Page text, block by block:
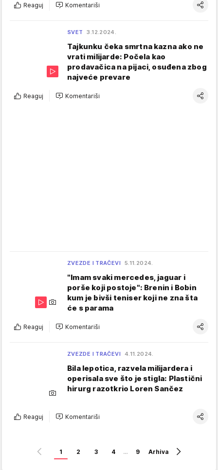
Reaguj Komentariši
SVET 3.12.2024.
Tajkunku čeka smrtna kazna ako ne
vrati milijarde: Počela kao
prodavačica na pijaci, osuđena zbog
najveće prevare
Reaguj Komentariši
ZVEZDE I TRAČEVI 5.11.2024.
"Imam svaki mercedes, jaguar i
porše koji postoje": Brenin i Bobin
kum je bivši teniser koji ne zna šta
će s parama
Reaguj Komentariši
ZVEZDE I TRAČEVI 4.11.2024.
Bila lepotica, razvela milijardera i
operisala sve što je stigla: Plastični
hirurg razotkrio Loren Sančez
Reaguj Komentariši
1 2 3 4 … 9 Arhiva